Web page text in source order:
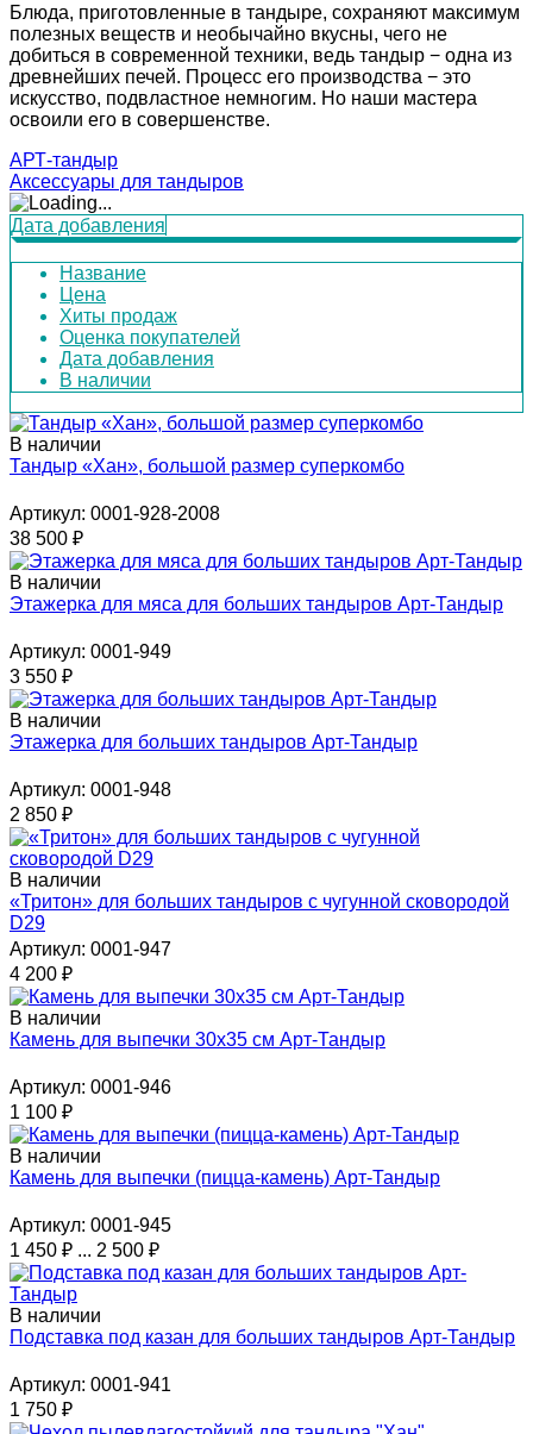
Блюда, приготовленные в тандыре, сохраняют максимум
полезных веществ и необычайно вкусны, чего не
добиться в современной техники, ведь тандыр − одна из
древнейших печей. Процесс его производства − это
искусство, подвластное немногим. Но наши мастера
освоили его в совершенстве.
АРТ-тандыр
Аксессуары для тандыров
Дата добавления
Название
Цена
Хиты продаж
Оценка покупателей
Дата добавления
В наличии
В наличии
Тандыр «Хан», большой размер суперкомбо
Артикул: 0001-928-2008
38 500 ₽
В наличии
Этажерка для мяса для больших тандыров Арт-Тандыр
Артикул: 0001-949
3 550 ₽
В наличии
Этажерка для больших тандыров Арт-Тандыр
Артикул: 0001-948
2 850 ₽
В наличии
«Тритон» для больших тандыров с чугунной сковородой
D29
Артикул: 0001-947
4 200 ₽
В наличии
Камень для выпечки 30х35 см Арт-Тандыр
Артикул: 0001-946
1 100 ₽
В наличии
Камень для выпечки (пицца-камень) Арт-Тандыр
Артикул: 0001-945
1 450 ₽ ... 2 500 ₽
В наличии
Подставка под казан для больших тандыров Арт-Тандыр
Артикул: 0001-941
1 750 ₽